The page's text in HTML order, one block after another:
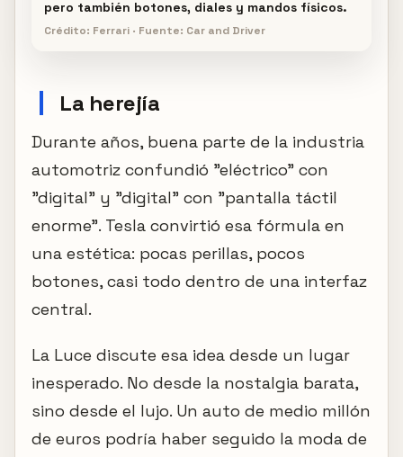
pero también botones, diales y mandos físicos.
Crédito: Ferrari · Fuente: Car and Driver
La herejía
Durante años, buena parte de la industria
automotriz confundió "eléctrico" con
"digital" y "digital" con "pantalla táctil
enorme". Tesla convirtió esa fórmula en
una estética: pocas perillas, pocos
botones, casi todo dentro de una interfaz
central.
La Luce discute esa idea desde un lugar
inesperado. No desde la nostalgia barata,
sino desde el lujo. Un auto de medio millón
de euros podría haber seguido la moda de